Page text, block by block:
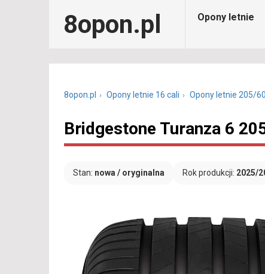
8opon.pl Opony letnie
8opon.pl Opony letnie 16 cali Opony letnie 205/
Bridgestone Turanza 6
Stan: nowa / oryginalna Rok produkcji: 2025/